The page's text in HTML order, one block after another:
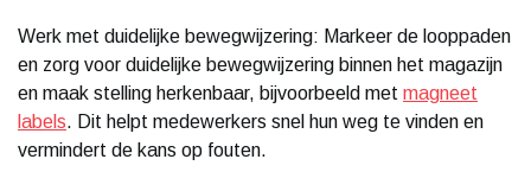
Werk met duidelijke bewegwijzering: Markeer de looppaden
en zorg voor duidelijke bewegwijzering binnen het magazijn
en maak stelling herkenbaar, bijvoorbeeld met magneet
labels. Dit helpt medewerkers snel hun weg te vinden en
vermindert de kans op fouten.